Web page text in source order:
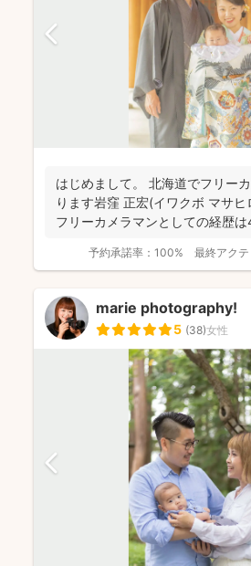
はじめまして。 北海道でフリー
ります岩窪 正宏(イワクボ マサヒ
フリーカメラマンとしての経歴
予約承諾率： 100% 最終アクテ
marie photography!
5 (38)女性